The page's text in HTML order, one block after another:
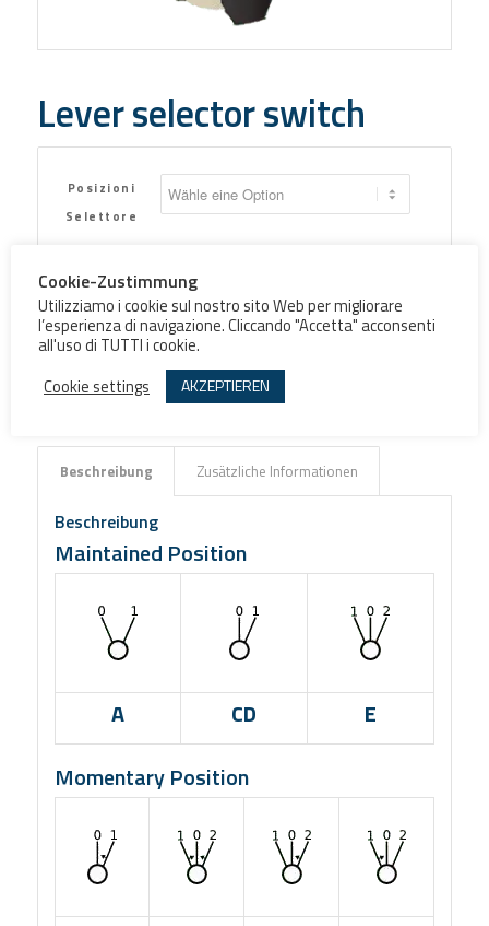
Lever selector switch
Posizioni
Selettore
Aggiungi al preventivo
Beschreibung Zusätzliche Informationen
Beschreibung
Maintained Position
A CD
E
Momentary Position
Cookie-Zustimmung
Utilizziamo i cookie sul nostro sito Web per migliorare
l’esperienza di navigazione. Cliccando "Accetta" acconsenti
all'uso di TUTTI i cookie.
Cookie settings
AKZEPTIEREN